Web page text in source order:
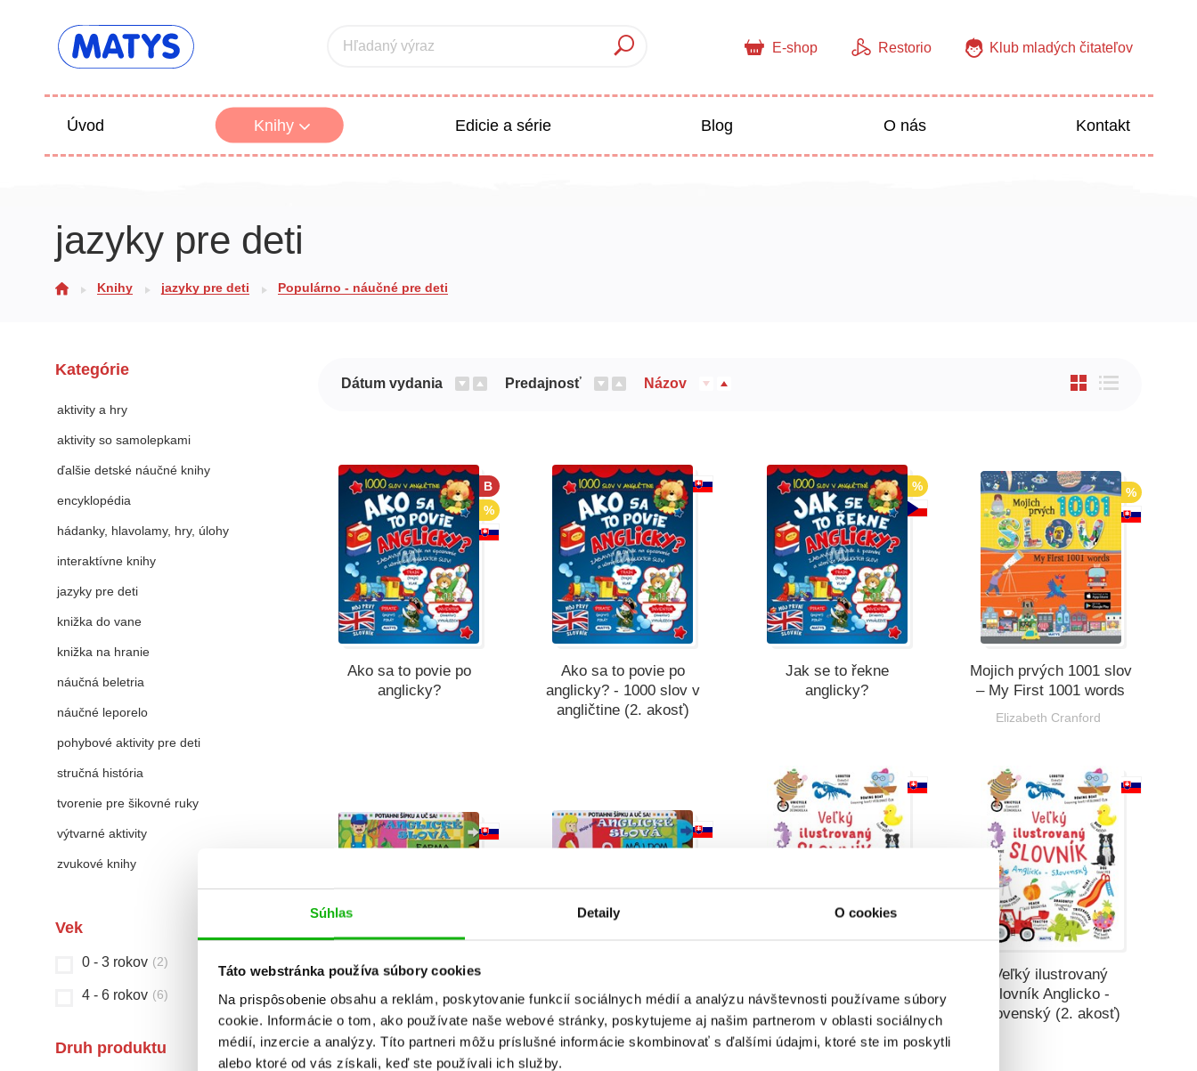
Súhlas Detaily O cookies
Táto webstránka používa súbory cookies
Na prispôsobenie obsahu a reklám, poskytovanie funkcií sociálnych médií a analýzu návštevnosti používame súbory
cookie. Informácie o tom, ako používate naše webové stránky, poskytujeme aj našim partnerom v oblasti sociálnych
médií, inzercie a analýzy. Títo partneri môžu príslušné informácie skombinovať s ďalšími údajmi, ktoré ste im poskytli
alebo ktoré od vás získali, keď ste používali ich služby.
Hľadaný výraz E-shop Restorio Klub mladých čitateľov
Úvod Knihy Edicie a série Blog O nás Kontakt
jazyky pre deti
Knihy jazyky pre deti Populárno - náučné pre deti
Kategórie
aktivity a hry
aktivity so samolepkami
ďalšie detské náučné knihy
encyklopédia
hádanky, hlavolamy, hry, úlohy
interaktívne knihy
jazyky pre deti
knižka do vane
knižka na hranie
náučná beletria
náučné leporelo
pohybové aktivity pre deti
stručná história
tvorenie pre šikovné ruky
výtvarné aktivity
zvukové knihy
Vek
0 - 3 rokov (2)
4 - 6 rokov (6)
Druh produktu
Dátum vydania Predajnosť Názov
B
%
Ako sa to povie po
anglicky?
Ako sa to povie po
anglicky? - 1000 slov v
angličtine (2. akosť)
%
Jak se to řekne
anglicky?
%
Mojich prvých 1001 slov
– My First 1001 words
Elizabeth Cranford
Potiahni šípku a uč sa!:
Moje prvé anglické
slová: Farma
Jordi Busquets
Moje prvé anglické
slová: Môj dom
Jordi Busquets
slovník Anglicko -
Slovenský
Veľký ilustrovaný
slovník Anglicko -
Slovenský (2. akosť)